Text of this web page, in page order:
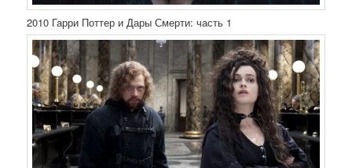
2010 Гарри Поттер и Дары Смерти: часть 1